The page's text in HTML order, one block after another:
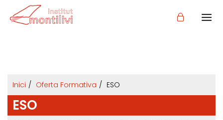
Inici Oferta Formativa ESO
ESO